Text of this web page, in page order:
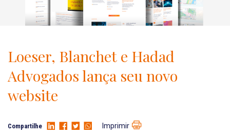
TRAJETÓRIA
INCLUSÃO E DIVERSIDADE
PRÊMIOS
NOSSA EQUIPE
ÁREAS DE ATUAÇÃO
PROFISSIONAIS
CARREIRA
Contato
Localização
Loeser, Blanchet e Hadad
Advogados lança seu novo
website
Compartilhe Imprimir